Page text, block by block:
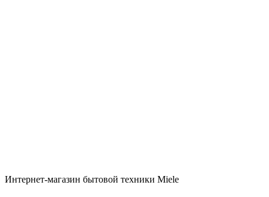
Интернет-магазин бытовой техники Miele